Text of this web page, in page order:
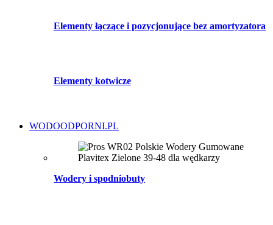
Elementy łączące i pozycjonujące bez amortyzatora
Elementy kotwicze
WODOODPORNI.PL
Wodery i spodniobuty